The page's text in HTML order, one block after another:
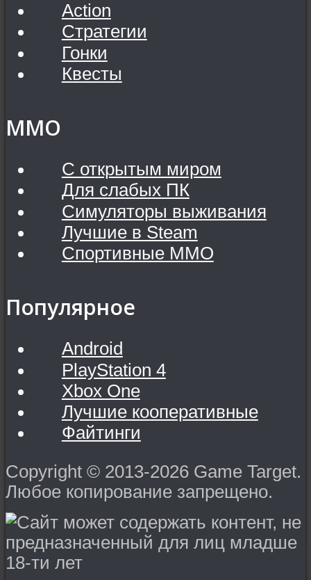
Action
Стратегии
Гонки
Квесты
MMO
С открытым миром
Для слабых ПК
Симуляторы выживания
Лучшие в Steam
Спортивные MMO
Популярное
Android
PlayStation 4
Xbox One
Лучшие кооперативные
Файтинги
Copyright © 2013-2026 Game Target.
Любое копирование запрещено.